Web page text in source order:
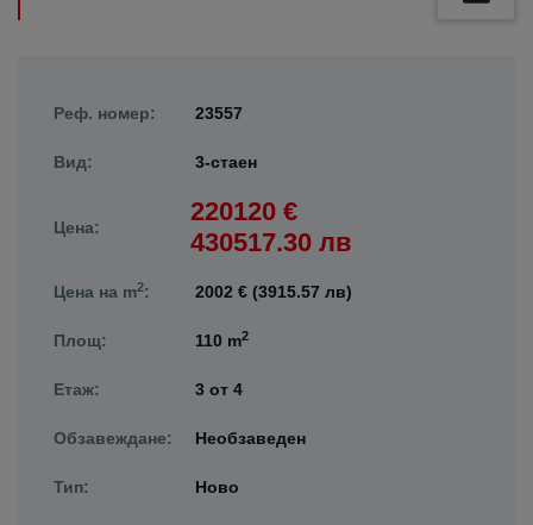
Реф. номер: 23557
Вид: 3-стаен
Цена:
220120 €
430517.30 лв
Цена на m2: 2002 € (3915.57 лв)
Площ: 110 m2
Етаж: 3 от 4
Обзавеждане: Необзаведен
Тип: Ново